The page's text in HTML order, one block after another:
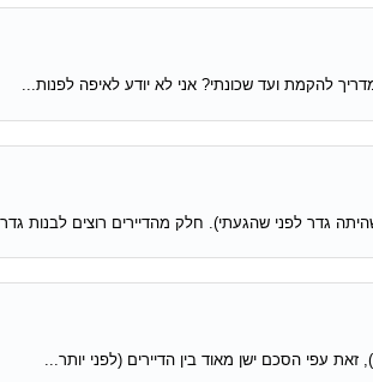
להקמת ועד שכונתי? אני לא יודע לאיפה לפנות...
עפי הסכם ישן מאוד בין הדיירים (לפני יותר...